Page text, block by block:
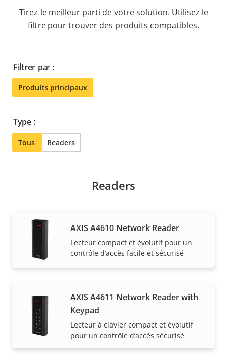
Tirez le meilleur parti de votre solution. Utilisez le
filtre pour trouver des produits compatibles.
Filtrer par :
Produits principaux
Type :
Tous Readers
Readers
AXIS A4610 Network Reader
Lecteur compact et évolutif pour un
contrôle d’accès facile et sécurisé
AXIS A4611 Network Reader with
Keypad
Lecteur à clavier compact et évolutif
pour un contrôle d’accès sécurisé